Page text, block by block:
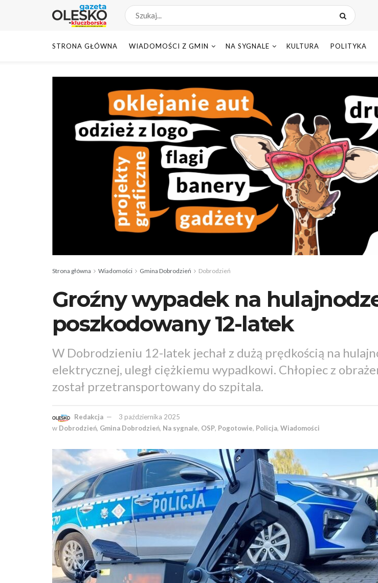
STRONA GŁÓWNA WIADOMOŚCI Z GMIN NA SYGNALE KULTURA POLITYKA
Strona główna Wiadomości Gmina Dobrodzień Dobrodzień
Groźny wypadek na
poszkodowany 12-latek
W Dobrodzieniu 12-latek jechał z dużą prędkością na
elektrycznej, uległ ciężkiemu wypadkowi. Chłopiec z
został przetransportowany do szpitala.
Redakcja
3 października 2025
w Dobrodzień, Gmina Dobrodzień, Na sygnale, OSP, Pogotowie, Policja, Wiadomości